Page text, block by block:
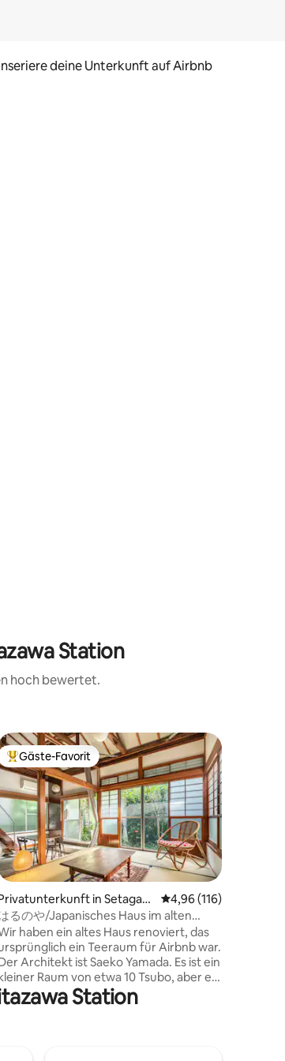
deine Unterkunft auf Airbnb
Wischgesten.
Station
hoch bewertet.
Bewertung: 4,77 von 5, 172 Bewertungen
Beliebter Gäste-Favorit.
Gäste-Favorit
in Setagaya
Japan
Durchschnittliche
4,96 (116)
るのや/Japanisches Haus im alten
Stil_HARUNOYA
haben ein altes Haus renoviert, das
ein Teeraum für Airbnb war.
Architekt ist Saeko Yamada. Es ist ein
Raum von etwa 10 Tsubo, aber es
ein historisches altes Haus, das in
und farbenfrohes Licht gehüllt
Station